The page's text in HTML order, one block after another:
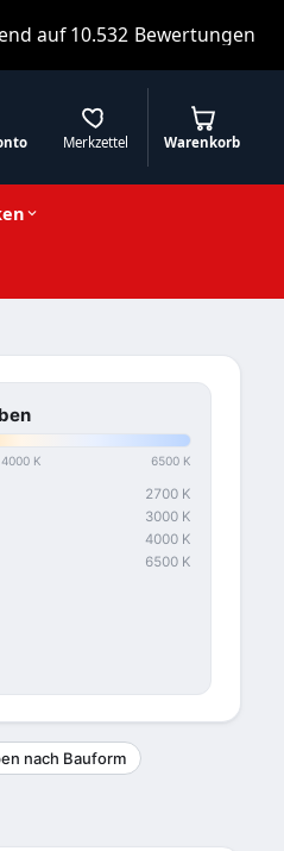
auf10.532 Bewertungen
Merkzettel Warenkorb
4000 K 6500 K
2700 K
3000 K
4000 K
6500 K
nach Bauform